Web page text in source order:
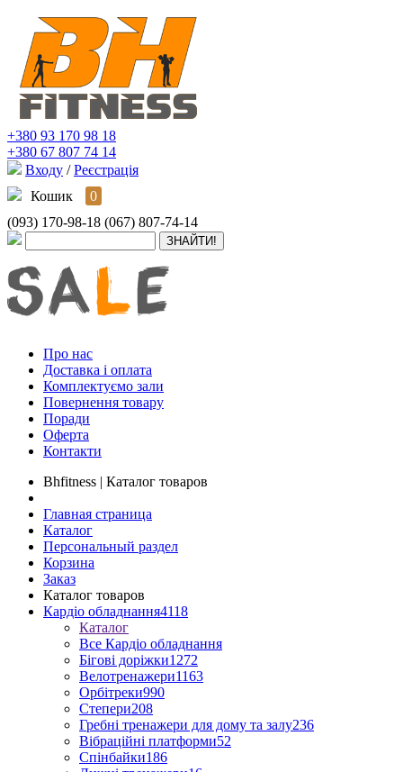
+380 93 170 98 18
+380 67 807 74 14
Входу / Реєстрація
Кошик
0
(093) 170-98-18 (067) 807-74-14
Про нас
Доставка і оплата
Комплектуємо зали
Повернення товару
Поради
Оферта
Контакти
Bhfitness | Каталог товаров
Главная страница
Каталог
Персональный раздел
Корзина
Заказ
Каталог товаров
Кардіо обладнання4118
Каталог
Все Кардіо обладнання
Бігові доріжки1272
Велотренажери1163
Орбітреки990
Степери208
Гребні тренажери для дому та залу236
Вібраційні платформи52
Спінбайки186